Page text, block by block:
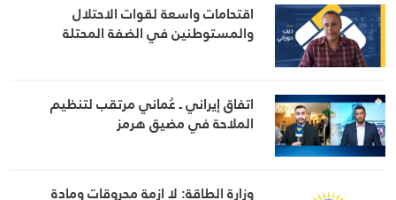
اقتحامات واسعة لقوات الاحتلال
والمستوطنين في الضفة المحتلة
اتفاق إيراني ـ عُماني مرتقب لتنظيم
الملاحة في مضيق هرمز
وزارة الطاقة: لا ازمة محروقات ومادة